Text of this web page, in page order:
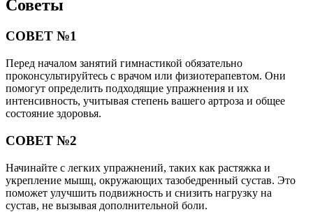
Советы
СОВЕТ №1
Перед началом занятий гимнастикой обязательно
проконсультируйтесь с врачом или физиотерапевтом. Они
помогут определить подходящие упражнения и их
интенсивность, учитывая степень вашего артроза и общее
состояние здоровья.
СОВЕТ №2
Начинайте с легких упражнений, таких как растяжка и
укрепление мышц, окружающих тазобедренный сустав. Это
поможет улучшить подвижность и снизить нагрузку на
сустав, не вызывая дополнительной боли.